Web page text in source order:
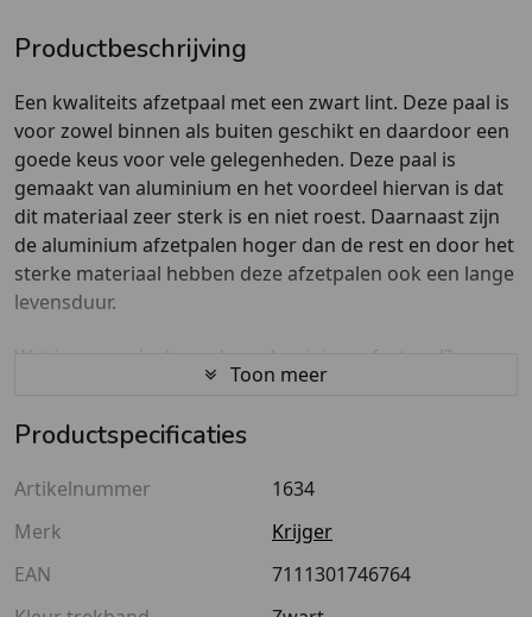
Productbeschrijving
Een kwaliteits afzetpaal met een zwart lint. Deze paal is
voor zowel binnen als buiten geschikt en daardoor een
goede keus voor vele gelegenheden. Deze paal is
gemaakt van aluminium en het voordeel hiervan is dat
dit materiaal zeer sterk is en niet roest. Daarnaast zijn
de aluminium afzetpalen hoger dan de rest en door het
sterke materiaal hebben deze afzetpalen ook een lange
levensduur.
Wat is er speciaal aan deze aluminium afzetpaal?
Deze afzetpaal zorgt voor de begrenzing op de plekken
design binnen uw bedrijf. Zo komen stijl en efficiëntie
dit paaltje zeer stevig door de zware voet en de sterke
schroef aan de onderkant. Het is ook een modulaire
paal los verkrijgbaar zijn en eenvoudig te monteren.
Toon meer
Productspecificaties
Artikelnummer
1634
Merk
Krijger
EAN
7111301746764